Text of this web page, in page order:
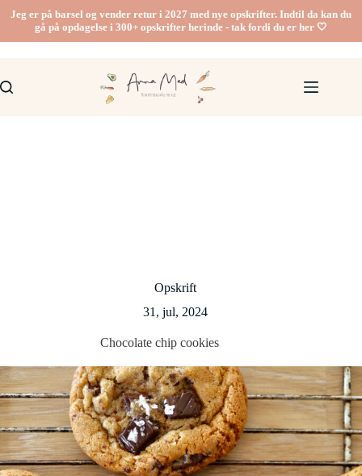
indhold
Jeg er på barsel og vender retur i 2027 med nye opskrifter. Indtil da kan du
gå på opdagelse i 300+ opskrifter herinde - tak fordi du er her 🤍
Opskrift
31, jul, 2024
Chocolate chip cookies